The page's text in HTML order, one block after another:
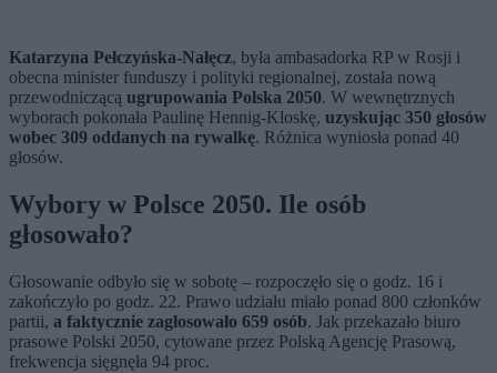
Katarzyna Pełczyńska-Nałęcz, była ambasadorka RP w Rosji i
obecna minister funduszy i polityki regionalnej, została nową
przewodniczącą ugrupowania Polska 2050. W wewnętrznych
wyborach pokonała Paulinę Hennig-Kloskę, uzyskując 350 głosów
wobec 309 oddanych na rywalkę. Różnica wyniosła ponad 40
głosów.
Wybory w Polsce 2050. Ile osób
głosowało?
Głosowanie odbyło się w sobotę – rozpoczęło się o godz. 16 i
zakończyło po godz. 22. Prawo udziału miało ponad 800 członków
partii, a faktycznie zagłosowało 659 osób. Jak przekazało biuro
prasowe Polski 2050, cytowane przez Polską Agencję Prasową,
frekwencja sięgnęła 94 proc.